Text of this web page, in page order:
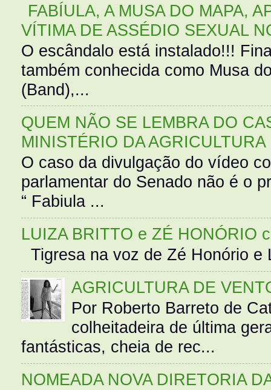
FABÍULA, A MUSA DO MAPA,
VÍTIMA DE ASSÉDIO SEXUAL
O escândalo está instalado!!!
também conhecida como Musa
(Band),...
QUEM NÃO SE LEMBRA DO
MINISTÉRIO DA AGRICULTURA
O caso da divulgação do vídeo
parlamentar do Senado não é o
“ Fabiula ...
LUIZA BRITTO e ZÉ HONÓRIO
Tigresa na voz de Zé Honório
AGRICULTURA DE
Por Roberto Barreto de
colheitadeira de última
fantásticas, cheia de rec...
NOMEADA NOVA DIRETORIA